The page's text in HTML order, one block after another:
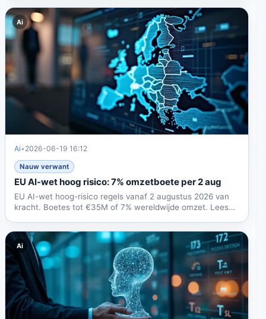
Ai
Ai• 2026-06-19 16:12
Nauw verwant
EU AI-wet hoog risico: 7% omzetboete per 2 aug
EU AI-wet hoog-risico regels vanaf 2 augustus 2026 van
kracht. Boetes tot €35M of 7% wereldwijde omzet. Lees
Ai